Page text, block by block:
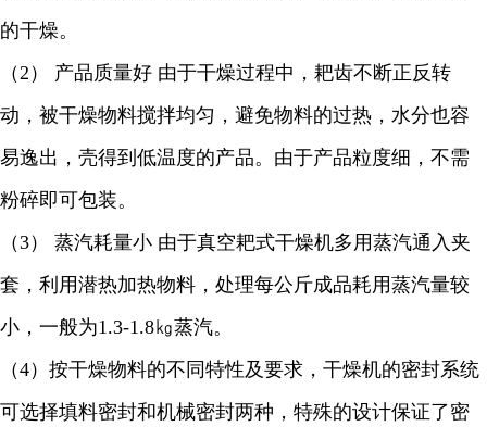
的干燥。
（2 ） 产品质量好 由于干燥过程中，耙齿不断正反转
动，被干燥物料搅拌均匀，避免物料的过热，水分也容
易逸出，壳得到低温度的产品。由于产品粒度细，不需
粉碎即可包装。
（3） 蒸汽耗量小 由于真空耙式干燥机多用蒸汽通入夹
套，利用潜热加热物料，处理每公斤成品耗用蒸汽量较
小，一般为1.3-1.8㎏蒸汽。
（4）按干燥物料的不同特性及要求，干燥机的密封系统
可选择填料密封和机械密封两种，特殊的设计保证了密